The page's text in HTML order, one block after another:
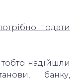
подати
надійшли
банку,